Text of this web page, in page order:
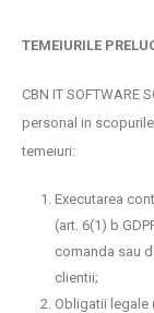
TEMEIURILE
CBN IT SOFTWARE
personal in
temeiuri:
Executarea
(art. 6(1) b
comanda sau
clientii;
Obligatii legale